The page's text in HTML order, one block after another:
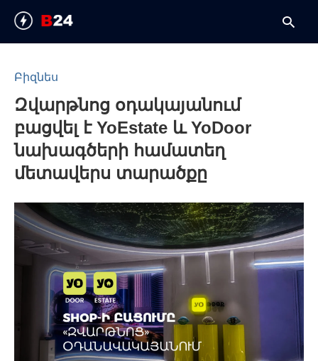
Բիզնես
Զվարթնոց օդակայանում
բացվել է YoEstate և YoDoor
նախագծերի համատեղ
մետավերս տարածքը